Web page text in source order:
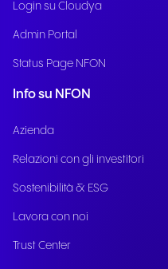
Login su Cloudya
Admin Portal
Status Page NFON
Info su NFON
Azienda
Relazioni con gli investitori
Sostenibilità & ESG
Lavora con noi
Trust Center